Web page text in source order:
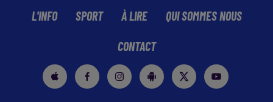
L'INFO SPORT À LIRE QUI SOMMES NOUS
CONTACT